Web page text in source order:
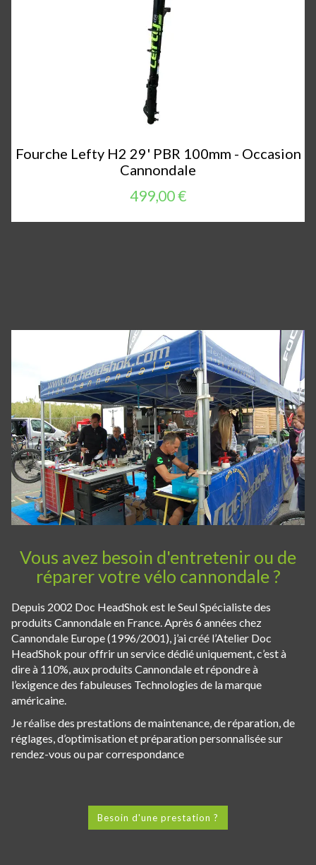
Fourche Lefty H2 29' PBR 100mm - Occasion
Cannondale
499,00 €
Vous avez besoin d'entretenir ou de
réparer votre vélo cannondale ?
Depuis 2002 Doc HeadShok est le Seul Spécialiste des
produits Cannondale en France. Après 6 années chez
Cannondale Europe (1996/2001), j’ai créé l’Atelier Doc
HeadShok pour offrir un service dédié uniquement, c’est à
dire à 110%, aux produits Cannondale et répondre à
l’exigence des fabuleuses Technologies de la marque
américaine.
Je réalise des prestations de maintenance, de réparation, de
réglages, d’optimisation et préparation personnalisée sur
rendez-vous ou par correspondance
Besoin d'une prestation ?